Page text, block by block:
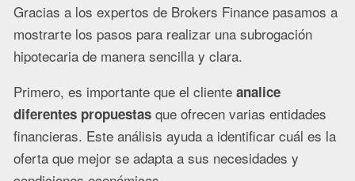
Gracias a los expertos de Brokers Finance pasamos a
mostrarte los pasos para realizar una subrogación
hipotecaria de manera sencilla y clara.
Primero, es importante que el cliente analice
diferentes propuestas que ofrecen varias entidades
financieras. Este análisis ayuda a identificar cuál es la
oferta que mejor se adapta a sus necesidades y